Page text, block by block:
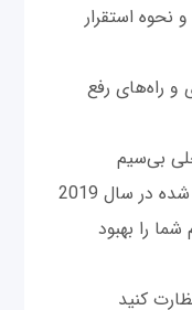
استقرار
و راه‌های رفع
بی‌سیم
در سال 2019
را بهبود